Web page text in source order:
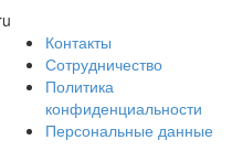
Контакты
Сотрудничество
Политика
конфиденциальности
Персональные данные